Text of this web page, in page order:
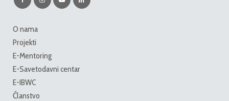
O nama
Projekti
E-Mentoring
E-Savetodavni centar
E-IBWC
Članstvo